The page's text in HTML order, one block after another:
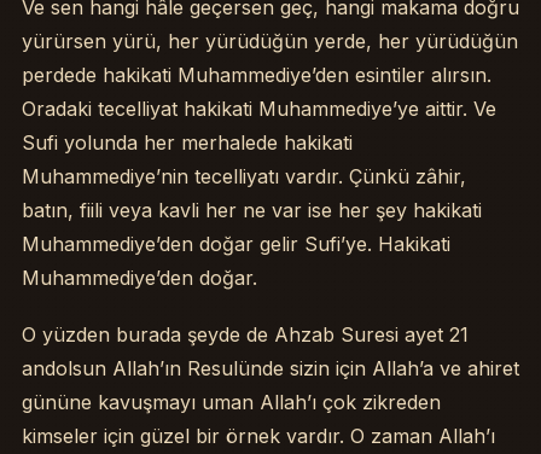
Ve sen hangi hâle geçersen geç, hangi makama doğru
yürürsen yürü, her yürüdüğün yerde, her yürüdüğün
perdede hakikati Muhammediye’den esintiler alırsın.
Oradaki tecelliyat hakikati Muhammediye’ye aittir. Ve
Sufi yolunda her merhalede hakikati
Muhammediye’nin tecelliyatı vardır. Çünkü zâhir,
batın, fiili veya kavli her ne var ise her şey hakikati
Muhammediye’den doğar gelir Sufi’ye. Hakikati
Muhammediye’den doğar.
O yüzden burada şeyde de Ahzab Suresi ayet 21
andolsun Allah’ın Resulünde sizin için Allah’a ve ahiret
gününe kavuşmayı uman Allah’ı çok zikreden
kimseler için güzel bir örnek vardır. O zaman Allah’ı